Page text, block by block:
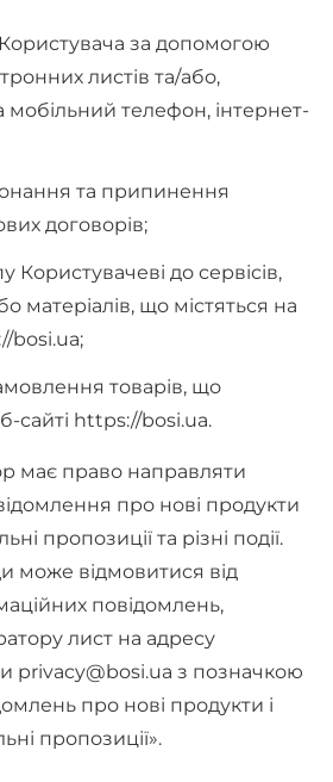
за допомогою
листів та/або,
мобільний телефон, інтернет-
та припинення
договорів;
Користувачеві до сервісів,
матеріалів, що містяться на
bosi.ua;
товарів, що
сайті https://bosi.ua.
має право направляти
про нові продукти
пропозиції та різні події.
може відмовитися від
повідомлень,
лист на адресу
privacy@bosi.ua з позначкою
про нові продукти і
пропозиції».